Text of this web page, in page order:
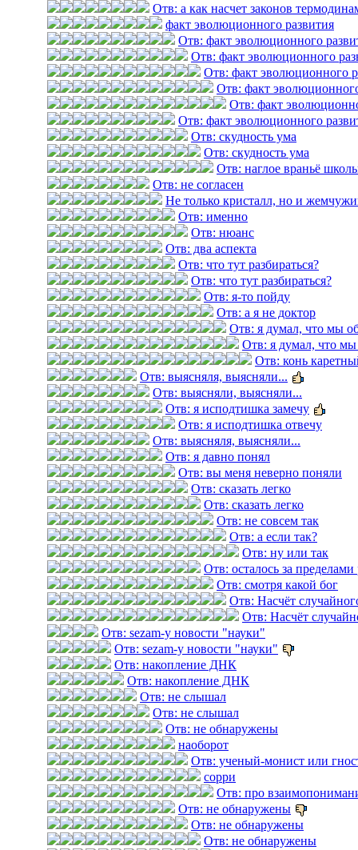
Отв: а как насчет законов
факт эволюционного развития
Отв: факт эволюционного
Отв: факт эволюционного
Отв: факт эволюционного
Отв: факт
Отв: факт
Отв: факт эволюционного
Отв: скудность ума
Отв: скудность ума
Отв: наглое враньё
Отв: не согласен
Не только кристалл, но и
Отв: именно
Отв: нюанс
Отв: два аспекта
Отв: что тут разбираться?
Отв: что тут разбираться?
Отв: я-то пойду
Отв: а я не доктор
Отв: я думал, что мы
Отв: я думал, что
Отв: конь
Отв: выясняля, выясняли...
Отв: выясняли, выясняли...
Отв: я исподтишка замечу
Отв: я исподтишка отвечу
Отв: выясняля, выясняли...
Отв: я давно понял
Отв: вы меня неверно поняли
Отв: сказать легко
Отв: сказать легко
Отв: не совсем так
Отв: а если так?
Отв: ну или так
Отв: осталось за пределами
Отв: смотря какой бог
Отв: Насчёт
Отв: Насчёт
Отв: sezam-у новости "науки"
Отв: sezam-у новости "науки"
Отв: накопление ДНК
Отв: накопление ДНК
Отв: не слышал
Отв: не слышал
Отв: не обнаружены
наоборот
Отв: ученый-монист или
сорри
Отв: про
Отв: не обнаружены
Отв: не обнаружены
Отв: не обнаружены